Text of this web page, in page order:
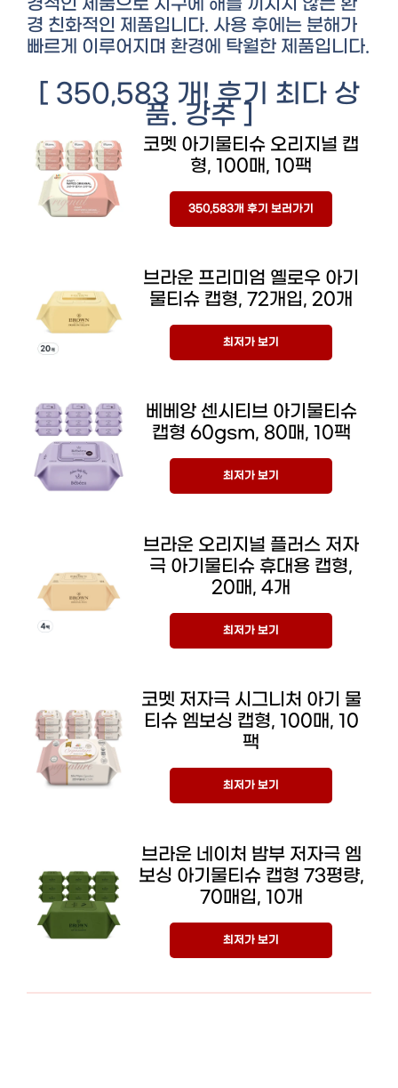
경적인 제품으로 지구에 해를 끼치지 않는 환
경 친화적인 제품입니다. 사용 후에는 분해가
빠르게 이루어지며 환경에 탁월한 제품입니다.
[ 350,583 개! 후기 최다 상
품. 강추 ]
코멧 아기물티슈 오리지널 캡
형, 100매, 10팩
350,583개 후기 보러가기
브라운 프리미엄 옐로우 아기
물티슈 캡형, 72개입, 20개
최저가 보기
베베앙 센시티브 아기물티슈
캡형 60gsm, 80매, 10팩
최저가 보기
브라운 오리지널 플러스 저자
극 아기물티슈 휴대용 캡형,
20매, 4개
최저가 보기
코멧 저자극 시그니처 아기 물
티슈 엠보싱 캡형, 100매, 10
팩
최저가 보기
브라운 네이처 밤부 저자극 엠
보싱 아기물티슈 캡형 73평량,
70매입, 10개
최저가 보기